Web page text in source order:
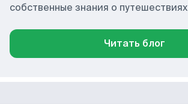
собственные знания о путешествиях
Читать блог